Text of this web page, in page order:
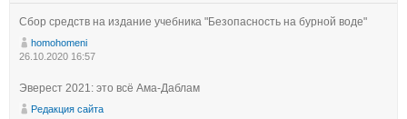
Сбор средств на издание учебника "Безопасность на бурной воде"
homohomeni
26.10.2020 16:57
Эверест 2021: это всё Ама-Даблам
Редакция сайта